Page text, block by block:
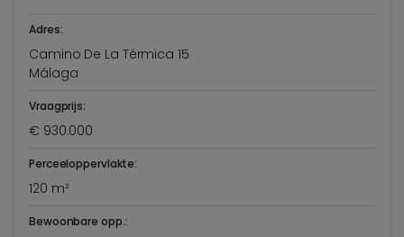
Adres:
Camino De La Térmica 15
Málaga
Vraagprijs:
€ 930.000
Perceeloppervlakte:
120 m²
Bewoonbare opp.: